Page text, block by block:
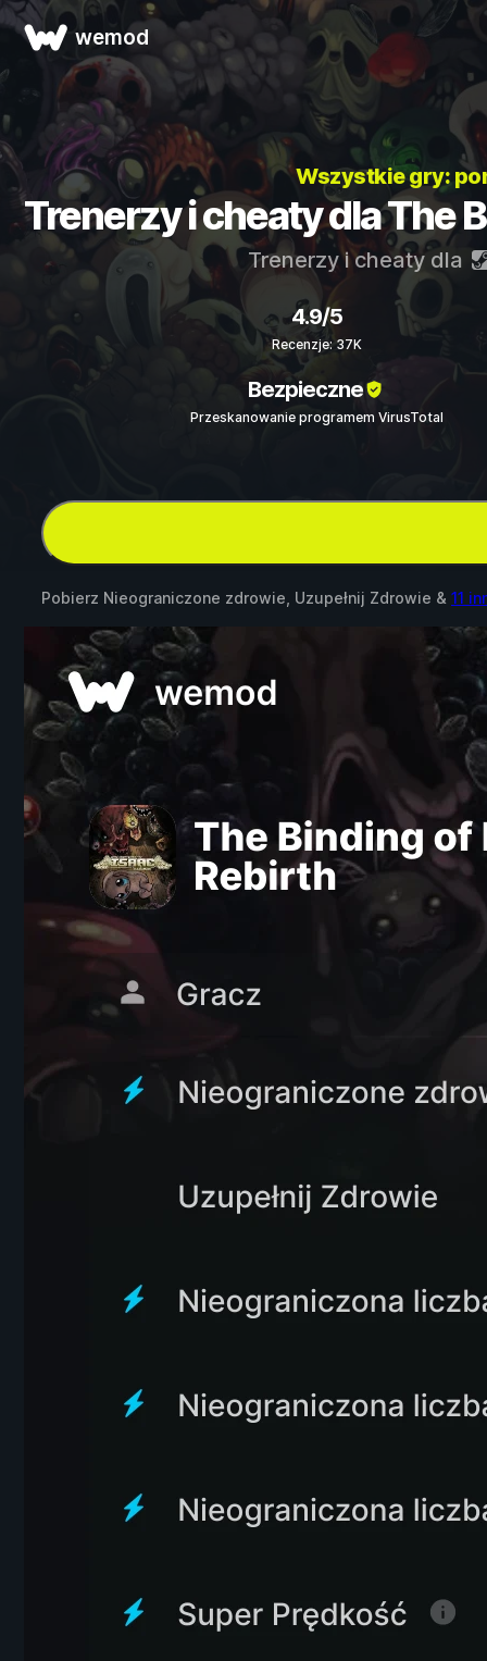
wemod
Wszystkie gry:
Trenerzy i cheaty dla The
Trenerzy i cheaty dla
4.9/5
Recenzje: 37K
Bezpieczne
Przeskanowanie programem VirusTotal
Pobierz Nieograniczone zdrowie, Uzupełnij Zdrowie & 11